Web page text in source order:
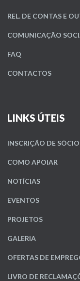
REL. DE CONTAS E
COMUNICAÇÃO
FAQ
CONTACTOS
LINKS ÚTEIS
INSCRIÇÃO DE SÓCIO
COMO APOIAR
NOTÍCIAS
EVENTOS
PROJETOS
GALERIA
OFERTAS DE
LIVRO DE